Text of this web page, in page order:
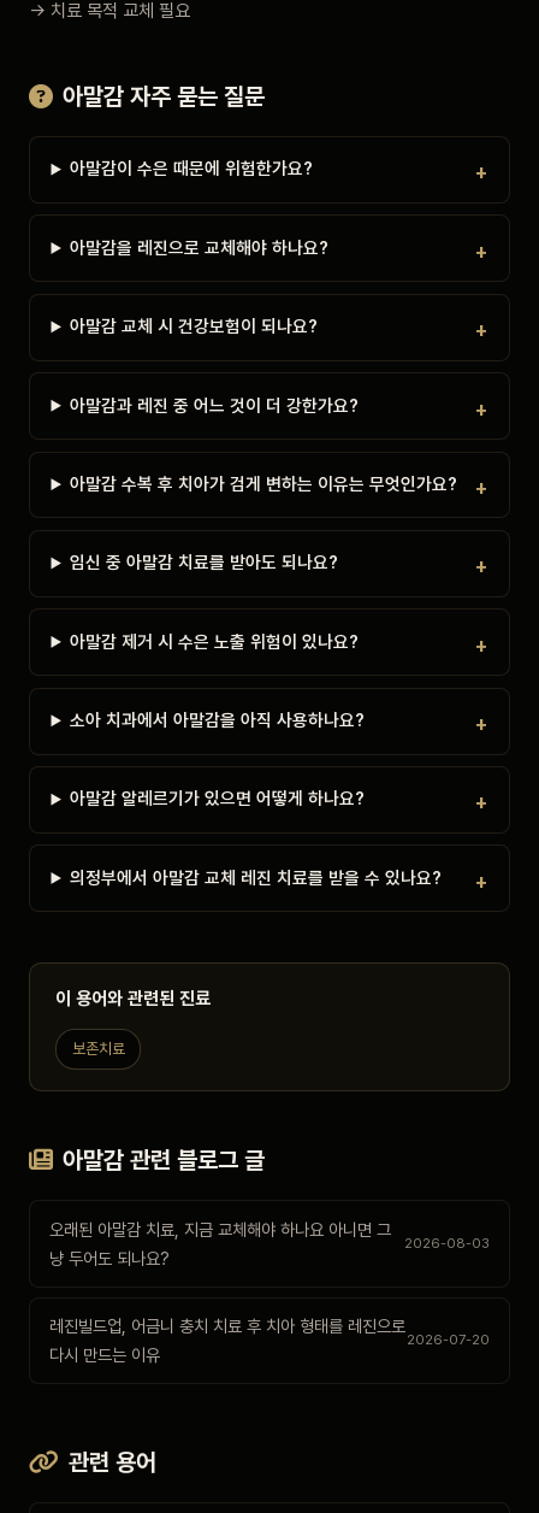
→ 치료 목적 교체 필요
아말감 자주 묻는 질문
아말감이 수은 때문에 위험한가요?
아말감을 레진으로 교체해야 하나요?
아말감 교체 시 건강보험이 되나요?
아말감과 레진 중 어느 것이 더 강한가요?
아말감 수복 후 치아가 검게 변하는 이유는 무엇인가요?
임신 중 아말감 치료를 받아도 되나요?
아말감 제거 시 수은 노출 위험이 있나요?
소아 치과에서 아말감을 아직 사용하나요?
아말감 알레르기가 있으면 어떻게 하나요?
의정부에서 아말감 교체 레진 치료를 받을 수 있나요?
이 용어와 관련된 진료
보존치료
아말감 관련 블로그 글
오래된 아말감 치료, 지금 교체해야 하나요 아니면 그
냥 두어도 되나요?
2026-08-03
레진빌드업, 어금니 충치 치료 후 치아 형태를 레진으로
다시 만드는 이유
2026-07-20
관련 용어